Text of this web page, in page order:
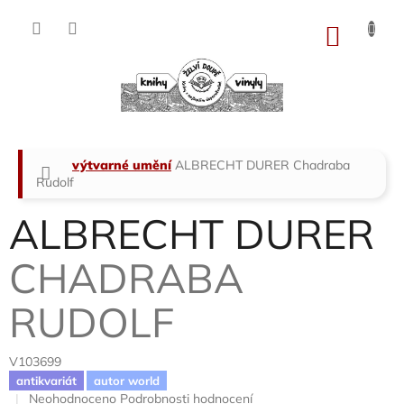
Domů
výtvarné umění ALBRECHT DURER Chadraba
Rudolf
ALBRECHT DURER
CHADRABA
RUDOLF
V103699
antikvariát autor world
Průměrné
Neohodnoceno Podrobnosti hodnocení